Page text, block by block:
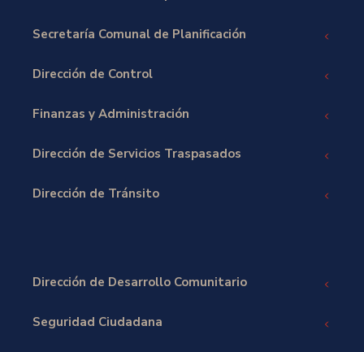
Secretaría Comunal de Planificación
Dirección de Control
Finanzas y Administración
Dirección de Servicios Traspasados
Dirección de Tránsito
Dirección de Desarrollo Comunitario
Seguridad Ciudadana